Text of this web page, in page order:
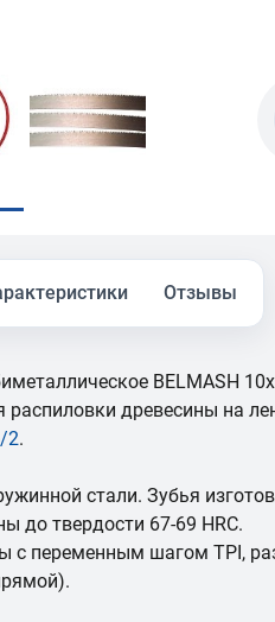
Отзывы
BELMASH
распиловки древесины на
2.
стали. Зубья
до твердости 67-69 HRC.
с переменным шагом TPI,